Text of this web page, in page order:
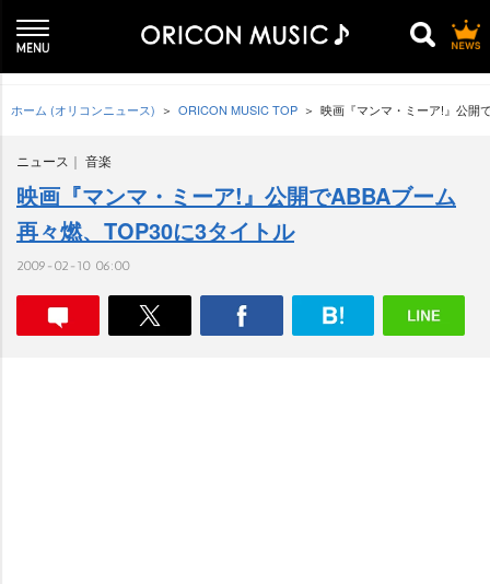
ホーム (オリコンニュース) ORICON MUSIC TOP 映画『マンマ・ミーア!』公開
ニュース 音楽
映画『マンマ・ミーア!』公開でABBAブーム
再々燃、TOP30に3タイトル
2009-02-10 06:00